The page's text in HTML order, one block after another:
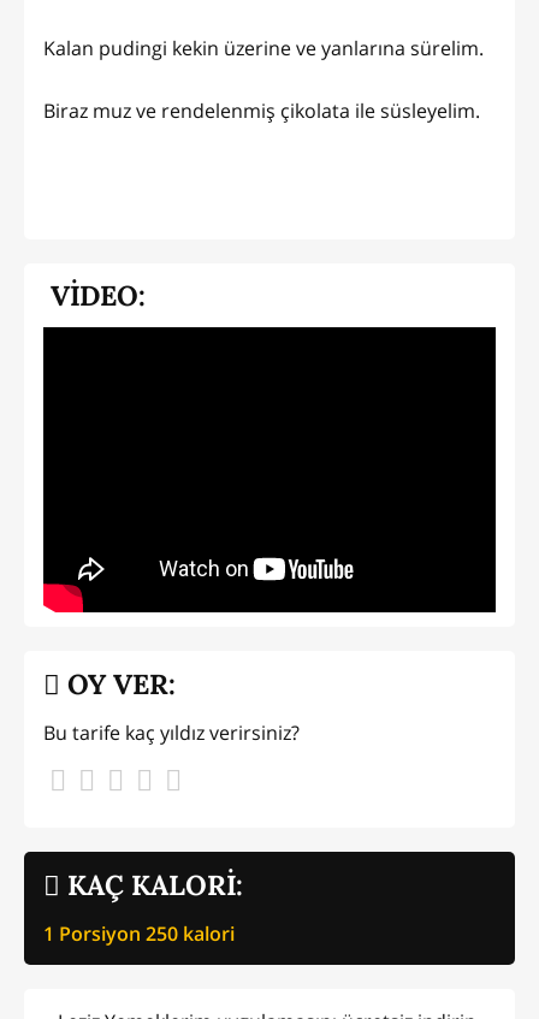
Kalan pudingi kekin üzerine ve yanlarına sürelim.
Biraz muz ve rendelenmiş çikolata ile süsleyelim.
VİDEO:
KAÇ KALORİ:
1 Porsiyon 250 kalori
OY VER:
Bu tarife kaç yıldız verirsiniz?